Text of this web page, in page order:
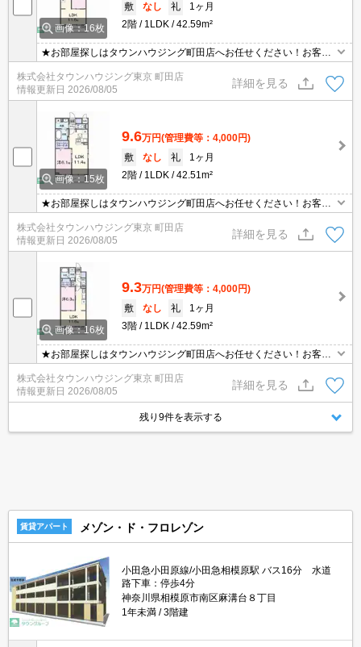
画像：16枚
敷
なし 礼
1ヶ月
2階
1LDK 42.59m²
★お部屋探しはタウンハウジング町田店へお任せください！お客様
が精一杯お手伝いさせていただきます！！★
株式会社タウンハウジング東京 町田店
情報更新日 2026/08/05
詳細を見る
画像：15枚
9.6万円(管理費等：4,000円)
敷
なし 礼
1ヶ月
2階
1LDK 42.51m²
★お部屋探しはタウンハウジング町田店へお任せください！お客様
が精一杯お手伝いさせていただきます！！★
株式会社タウンハウジング東京 町田店
情報更新日 2026/08/05
詳細を見る
画像：16枚
9.3万円(管理費等：4,000円)
敷
なし 礼
1ヶ月
3階
1LDK 42.59m²
★お部屋探しはタウンハウジング町田店へお任せください！お客様
が精一杯お手伝いさせていただきます！！★
株式会社タウンハウジング東京 町田店
情報更新日 2026/08/05
詳細を見る
残り9件を表示する
賃貸アパート メゾン・ド・フロレゾン
小田急小田原線/小田急相模原駅 バス16分 水道
路下車：停歩4分
神奈川県相模原市南区麻溝台８丁目
1年未満
3階建